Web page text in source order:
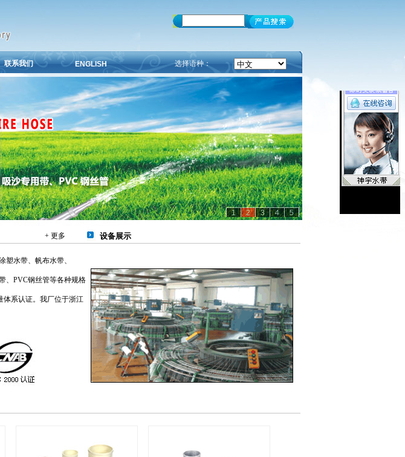
联系我们 ENGLISH 选择语种：
5
4
3
2
1
+ 更多 设备展示
水带、帆布水带、
、PVC钢丝管等各种规格
体系认证。我厂位于浙江